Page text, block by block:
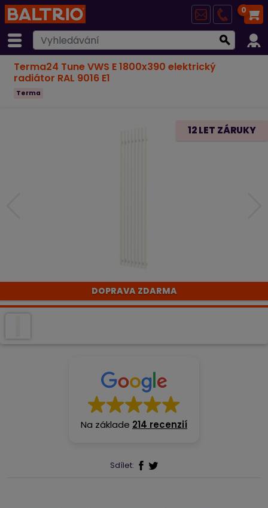
0
Terma24 Tune VWS E 1800x390 elektrický
radiátor RAL 9016 E1
Terma
Sdílet:
Na základe 214 recenzií
DOPRAVA ZDARMA
12 LET ZÁRUKY